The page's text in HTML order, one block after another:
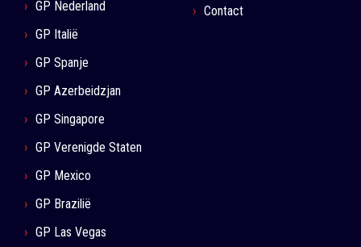
GP Nederland
GP Italië
GP Spanje
GP Azerbeidzjan
GP Singapore
GP Verenigde Staten
GP Mexico
GP Brazilië
GP Las Vegas
Contact